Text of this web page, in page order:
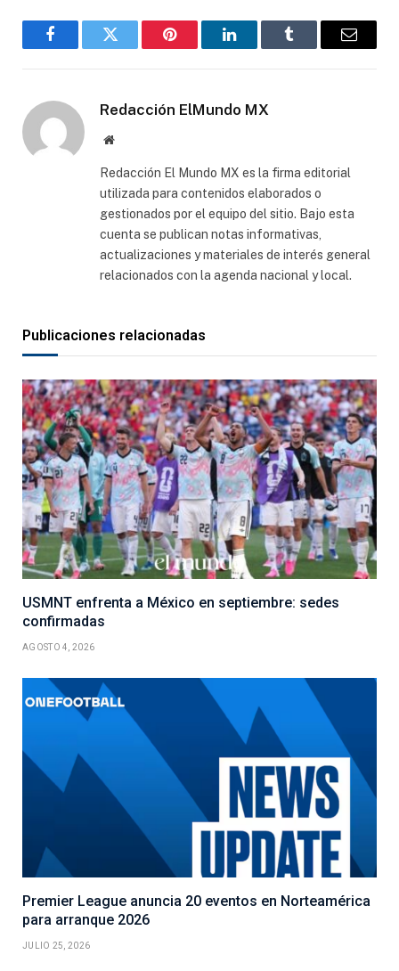
FacebookGorjeo Pinterest LinkedInTumblr
Correo
Redacción ElMundo MX
Sitio
Redacción El Mundo MX es la firma editorial
utilizada para contenidos elaborados o
gestionados por el equipo del sitio. Bajo esta
cuenta se publican notas informativas,
actualizaciones y materiales de interés general
relacionados con la agenda nacional y local.
Publicaciones relacionadas
USMNT enfrenta a México en septiembre: sedes
confirmadas
AGOSTO 4, 2026
Premier League anuncia 20 eventos en Norteamérica
para arranque 2026
JULIO 25, 2026